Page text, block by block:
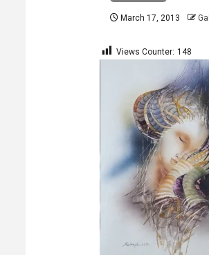
March 17, 2013
Views Counter: 148